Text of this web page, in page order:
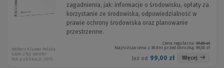
zagadnienia, jak: informacje o środowisku, opłaty za
korzystanie ze środowiska, odpowiedzialność w
prawie ochrony środowiska oraz planowanie
przestrzenne.
Cena regularna: 99,00 zł
Najniższa cena z 30 dni przed obniżką: 99,00 zł
Już od: 99,00 zł Więcej
Wolters Kluwer Polska
KAM-2762 W01P01
Rok publikacji: 2015